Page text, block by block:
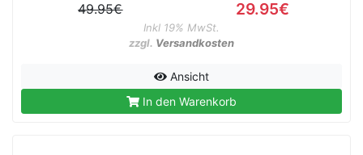
49.95€ 29.95€
Inkl 19% MwSt.
zzgl. Versandkosten
Ansicht
In den Warenkorb